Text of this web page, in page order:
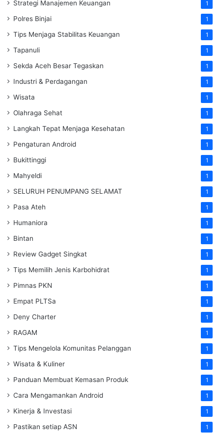
Strategi Manajemen Keuangan 1
Polres Binjai 1
Tips Menjaga Stabilitas Keuangan 1
Tapanuli 1
Sekda Aceh Besar Tegaskan 1
Industri & Perdagangan 1
Wisata 1
Olahraga Sehat 1
Langkah Tepat Menjaga Kesehatan 1
Pengaturan Android 1
Bukittinggi 1
Mahyeldi 1
SELURUH PENUMPANG SELAMAT 1
Pasa Ateh 1
Humaniora 1
Bintan 1
Review Gadget Singkat 1
Tips Memilih Jenis Karbohidrat 1
Pimnas PKN 1
Empat PLTSa 1
Deny Charter 1
RAGAM 1
Tips Mengelola Komunitas Pelanggan 1
Wisata & Kuliner 1
Panduan Membuat Kemasan Produk 1
Cara Mengamankan Android 1
Kinerja & Investasi 1
Pastikan setiap ASN 1